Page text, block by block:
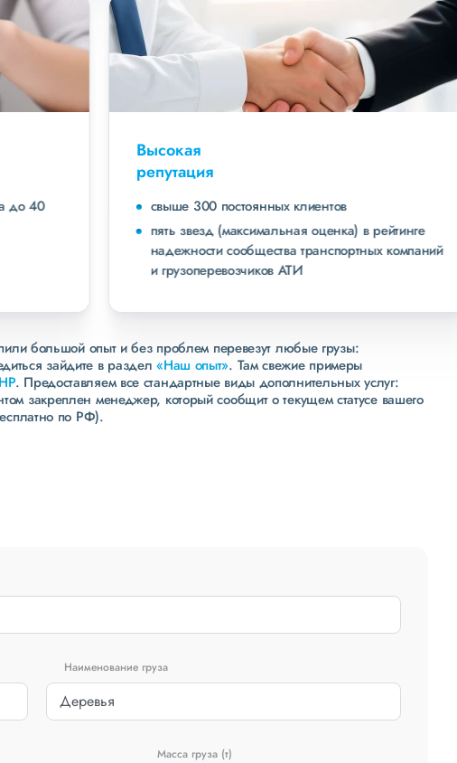
Высокая
репутация
свыше 300 постоянных клиентов
пять звезд (максимальная оценка) в рейтинге
надежности сообщества транспортных компаний
и грузоперевозчиков АТИ
большой опыт и без проблем перевезут любые грузы:
зайдите в раздел«Наш опыт». Там свежие примеры
. Предоставляем все стандартные виды дополнительных услуг:
закреплен менеджер, который сообщит о текущем статусе вашего
по РФ).
Наименование груза
Масса груза (т)